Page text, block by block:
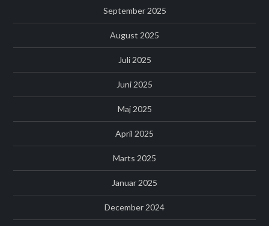
September 2025
August 2025
Juli 2025
Juni 2025
Maj 2025
April 2025
Marts 2025
Januar 2025
December 2024